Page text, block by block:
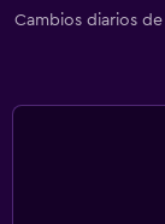
Cambios diarios